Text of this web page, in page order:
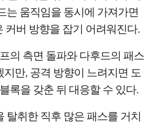
는 움직임을 동시에 가져가면
커버 방향을 잡기 어려워진다.
의 측면 돌파와 다후드의 패스
만, 공격 방향이 느려지면 도
록을 갖춘 뒤 대응할 수 있다.
탈취한 직후 많은 패스를 거치